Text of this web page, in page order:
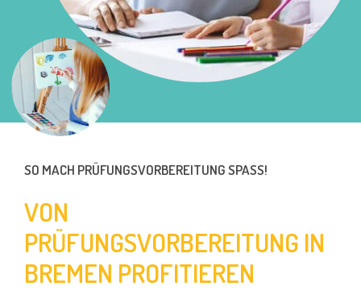
SO MACH PRÜFUNGSVORBEREITUNG SPASS!
VON
PRÜFUNGSVORBEREITUNG IN
BREMEN PROFITIEREN